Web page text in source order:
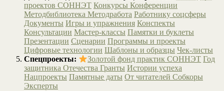
проектов СОННЭТ Конкурсы Конференции
Методбиблиотека Методработа Работнику соцсферы
Документы Игры и упражнения Конспекты
Консультации Мастер-классы Памятки и буклеты
Презентации Сценарии Программы и проекты
Цифровые технологии Шаблоны и образцы Чек-листы
Спецпроекты:
Золотой фонд практик СОННЭТ Год
защитника Отечества Гранты Истории успеха
Нацпроекты Памятные даты От читателей Собкоры
Эксперты